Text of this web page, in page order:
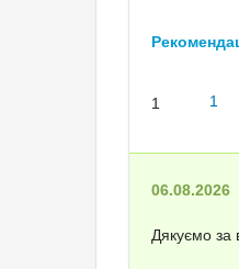
1 1
06.08.2026
Дякуємо за